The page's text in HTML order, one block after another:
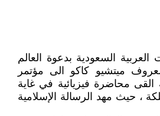
2012 ، قامت العربية السعودية بدعوة العالم
ميتشيو كاكو الى مؤتمر
القى محاضرة فيزيائية في غاية
، حيث مهد الرسالة الإسلامية